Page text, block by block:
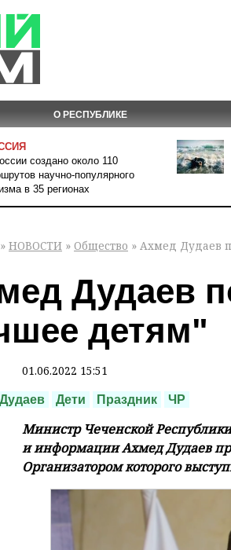
О РЕСПУБЛИКЕ
создано около 110
научно-популярного
в 35 регионах
» НОВОСТИ » Общество » Ахмед Дудаев
Дудаев
детям"
01.06.2022 15:51
Дети Праздник ЧР
Министр Чеченской
и информации Ахмед Дудаев
Организатором которого